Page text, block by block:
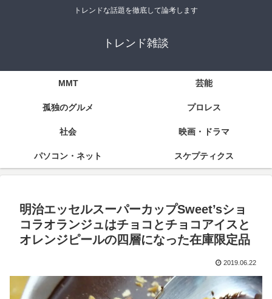
トレンドな話題を徹底して論考します
トレンド雑談
MMT 芸能
孤独のグルメ プロレス
社会 映画・ドラマ
パソコン・ネット スケプティクス
明治エッセルスーパーカップSweet’sショ
コラオランジュはチョコとチョコアイスと
オレンジピールの四層になった在庫限定品
2019.06.22